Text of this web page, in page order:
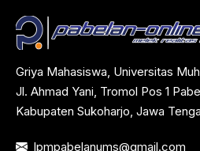
Griya Mahasiswa, Universitas
Jl. Ahmad Yani, Tromol Pos 1
Kabupaten Sukoharjo, Jawa
lpmpabelanums@gmail.com